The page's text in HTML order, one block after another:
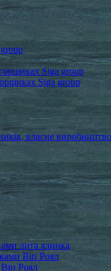
Siga group
Siga group
власне виробництво
лита ялинка
Віп Роял
Роял